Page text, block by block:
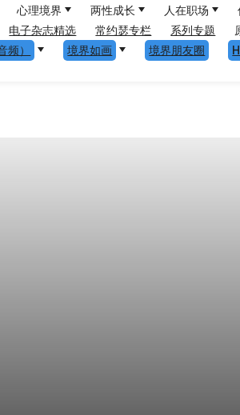
心理境界 两性成长 人在职场
电子杂志精选 常约瑟专栏 系列专题
频） 境界如画 境界朋友圈